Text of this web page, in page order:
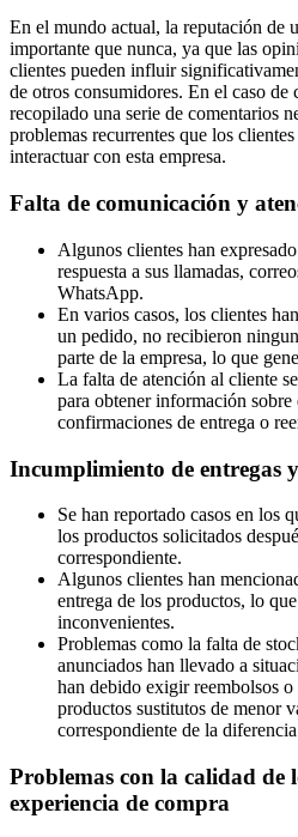
En el mundo actual, la reputación de
importante que nunca, ya que las
clientes pueden influir
de otros consumidores. En el caso de
recopilado una serie de comentarios
problemas recurrentes que los
interactuar con esta empresa.
Falta de comunicación y
Algunos clientes han
respuesta a sus llamadas,
WhatsApp.
En varios casos, los clientes
un pedido, no recibieron
parte de la empresa, lo que
La falta de atención al cliente
para obtener información sobre
confirmaciones de entrega o
Incumplimiento de entregas
Se han reportado casos en los
los productos solicitados
correspondiente.
Algunos clientes han
entrega de los productos, lo
inconvenientes.
Problemas como la falta de
anunciados han llevado a
han debido exigir reembolsos
productos sustitutos de menor
correspondiente de la
Problemas con la calidad de
experiencia de compra